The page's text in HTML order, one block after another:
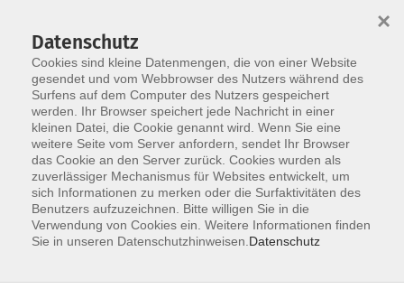
Skip to main content
Der Kurs konnte nicht gefunden werden.
Datenschutz
Cookies sind kleine Datenmengen, die von einer Website
gesendet und vom Webbrowser des Nutzers während des
Surfens auf dem Computer des Nutzers gespeichert
werden. Ihr Browser speichert jede Nachricht in einer
kleinen Datei, die Cookie genannt wird. Wenn Sie eine
weitere Seite vom Server anfordern, sendet Ihr Browser
das Cookie an den Server zurück. Cookies wurden als
zuverlässiger Mechanismus für Websites entwickelt, um
sich Informationen zu merken oder die Surfaktivitäten des
Benutzers aufzuzeichnen. Bitte willigen Sie in die
Verwendung von Cookies ein. Weitere Informationen finden
Sie in unseren Datenschutzhinweisen. Datenschutz
×